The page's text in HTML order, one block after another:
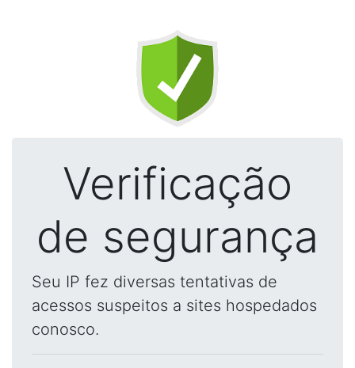
Verificação
de segurança
Seu IP fez diversas tentativas de
acessos suspeitos a sites hospedados
conosco.